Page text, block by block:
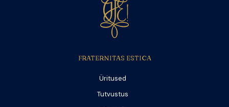
FRATERNITAS ESTICA
Üritused
Tutvustus